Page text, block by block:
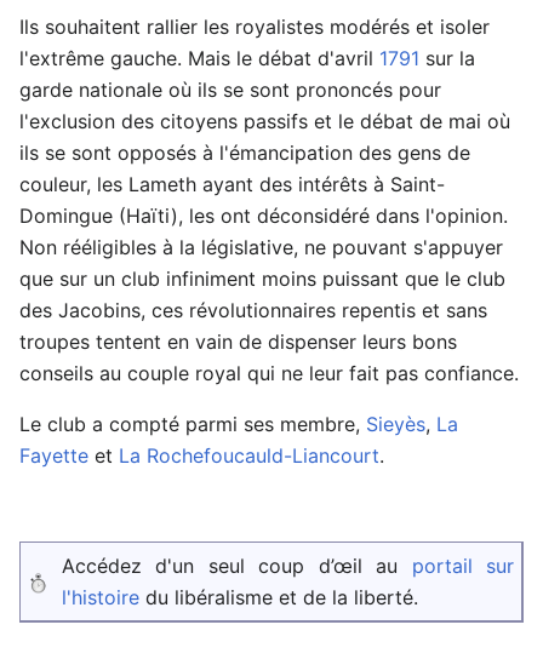
Ils souhaitent rallier les royalistes modérés et isoler
l'extrême gauche. Mais le débat d'avril 1791 sur la
garde nationale où ils se sont prononcés pour
l'exclusion des citoyens passifs et le débat de mai où
ils se sont opposés à l'émancipation des gens de
couleur, les Lameth ayant des intérêts à Saint-
Domingue (Haïti), les ont déconsidéré dans l'opinion.
Non rééligibles à la législative, ne pouvant s'appuyer
que sur un club infiniment moins puissant que le club
des Jacobins, ces révolutionnaires repentis et sans
troupes tentent en vain de dispenser leurs bons
conseils au couple royal qui ne leur fait pas confiance.
Le club a compté parmi ses membre, Sieyès, La
Fayette et La Rochefoucauld-Liancourt.
Accédez d'un seul coup d’œil au portail sur
l'histoire du libéralisme et de la liberté.